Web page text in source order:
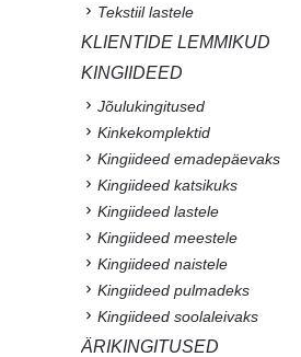
Tekstiil lastele
KLIENTIDE LEMMIKUD
KINGIIDEED
Jõulukingitused
Kinkekomplektid
Kingiideed emadepäevaks
Kingiideed katsikuks
Kingiideed lastele
Kingiideed meestele
Kingiideed naistele
Kingiideed pulmadeks
Kingiideed soolaleivaks
ÄRIKINGITUSED